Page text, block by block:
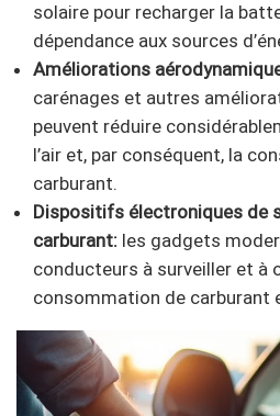
solaire pour recharger la
dépendance aux sources
Améliorations
carénages et autres
peuvent réduire
l’air et, par conséquent, la
carburant.
Dispositifs électroniques de
carburant: les gadgets
conducteurs à surveiller et à
consommation de carburant